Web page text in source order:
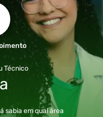
Técnico
sabia em qual área